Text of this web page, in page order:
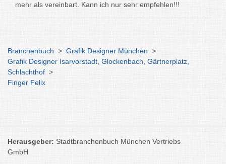
mehr als vereinbart. Kann ich nur sehr empfehlen!!!
Branchenbuch > Grafik Designer München >
Grafik Designer Isarvorstadt, Glockenbach, Gärtnerplatz,
Schlachthof >
Finger Felix
Herausgeber: Stadtbranchenbuch München Vertriebs
GmbH